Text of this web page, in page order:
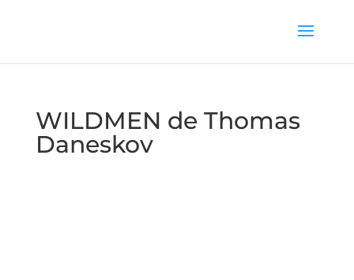
WILDMEN de Thomas
Daneskov